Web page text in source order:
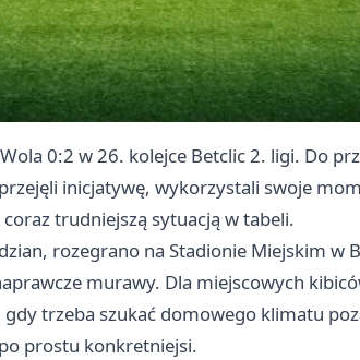
0:2 w 26. kolejce Betclic 2. ligi. Do
inicjatywę, wykorzystali swoje
trudniejszą sytuacją w tabeli.
rozegrano na Stadionie Miejskim w
murawy. Dla miejscowych
trzeba szukać domowego klimatu
prostu konkretniejsi.